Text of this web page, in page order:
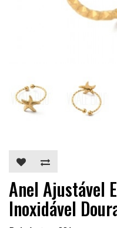
Anel Ajustável
Inoxidável